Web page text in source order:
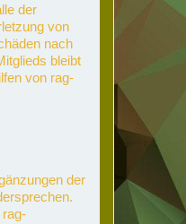
der
von
nach
bleibt
von rag-
der
rag-